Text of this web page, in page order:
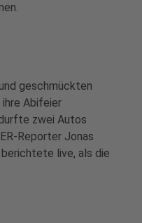
geschmückten
Abifeier
zwei Autos
Reporter Jonas
live, als die